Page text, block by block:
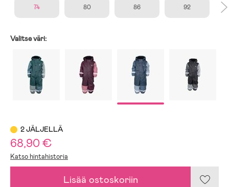
74 80 86 92
Valitse väri:
2 JÄLJELLÄ
68,90 €
Katso hintahistoria
Lisää ostoskoriin